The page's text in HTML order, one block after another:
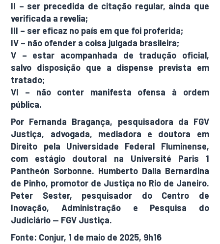
II – ser precedida de citação regular, ainda que
verificada a revelia;
III – ser eficaz no país em que foi proferida;
IV – não ofender a coisa julgada brasileira;
V – estar acompanhada de tradução oficial,
salvo disposição que a dispense prevista em
tratado;
VI – não conter manifesta ofensa à ordem
pública.
Por Fernanda Bragança, pesquisadora da FGV
Justiça, advogada, mediadora e doutora em
Direito pela Universidade Federal Fluminense,
com estágio doutoral na Université Paris 1
Pantheón Sorbonne. Humberto Dalla Bernardina
de Pinho, promotor de Justiça no Rio de Janeiro.
Peter Sester, pesquisador do Centro de
Inovação, Administração e Pesquisa do
Judiciário — FGV Justiça.
Fonte: Conjur, 1 de maio de 2025, 9h16